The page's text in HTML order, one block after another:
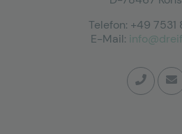
Telefon: +49
E-Mail: